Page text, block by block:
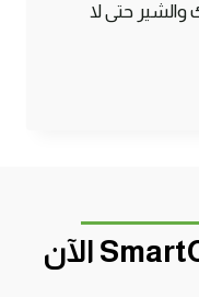
والشير حتى لا